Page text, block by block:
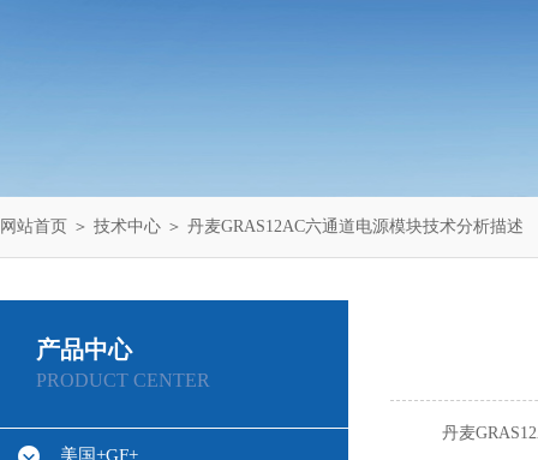
网站首页 ＞ 技术中心 ＞ 丹麦GRAS12AC六通道电源模块技术分析描述
产品中心
PRODUCT CENTER
美国+GF+
丹麦